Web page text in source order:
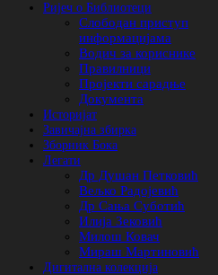
Ријеч о Библиотеци
Слободан приступ
информацијама
Водич за кориснике
Правилници
Пројекти сарадње
Документа
Историјат
Завичајна збирка
Зборник Бока
Легати
Др Душан Петковић
Вељко Радојевић
Др Сања Суботић
Илија Зековић
Милош Ковач
Мираш Мартиновић
Дигитална колекција